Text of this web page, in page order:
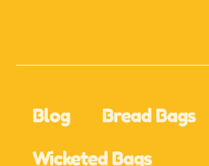
Blog Bread Bags
Wicketed Bags